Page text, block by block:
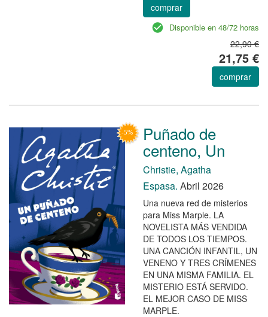
comprar
Disponible en 48/72 horas
22,90 €
21,75 €
comprar
Puñado de
centeno, Un
Christie, Agatha
Espasa. Abril 2026
Una nueva red de misterios
para Miss Marple. LA
NOVELISTA MÁS VENDIDA
DE TODOS LOS TIEMPOS.
UNA CANCIÓN INFANTIL, UN
VENENO Y TRES CRÍMENES
EN UNA MISMA FAMILIA. EL
MISTERIO ESTÁ SERVIDO.
EL MEJOR CASO DE MISS
MARPLE.